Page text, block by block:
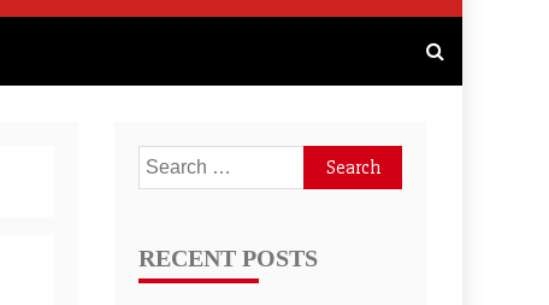
Search
for:
RECENT POSTS